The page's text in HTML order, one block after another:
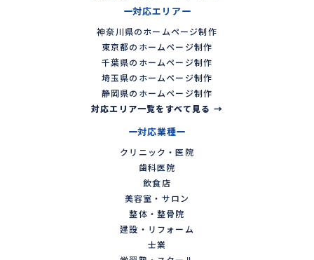
対応エリア
神奈川県のホームページ制作
東京都のホームページ制作
千葉県のホームページ制作
埼玉県のホームページ制作
静岡県のホームページ制作
対応エリア一覧をすべて見る →
対応業種
クリニック・医院
歯科医院
飲食店
美容室・サロン
整体・整骨院
建設・リフォーム
士業